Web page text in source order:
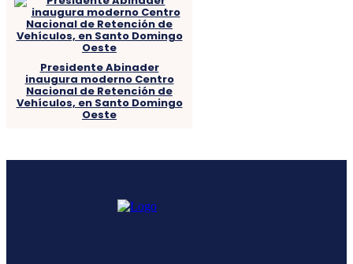
Presidente Abinader
inaugura moderno Centro
Nacional de Retención de
Vehículos, en Santo Domingo
Oeste